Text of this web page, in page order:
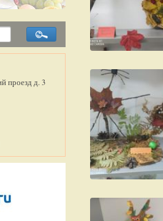
проезд д. 3